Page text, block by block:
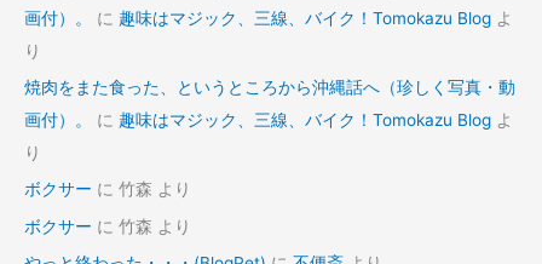
画付）。
に 趣味はマジック、三線、バイク！Tomokazu Blog よ
り
焼肉をまた食った、というところから沖縄話へ（珍しく写真・動
画付）。
に 趣味はマジック、三線、バイク！Tomokazu Blog よ
り
ボクサー に 竹森 より
ボクサー に 竹森 より